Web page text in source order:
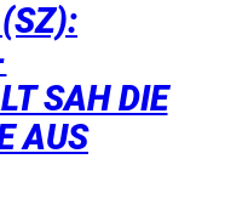
SAH DIE
AUS